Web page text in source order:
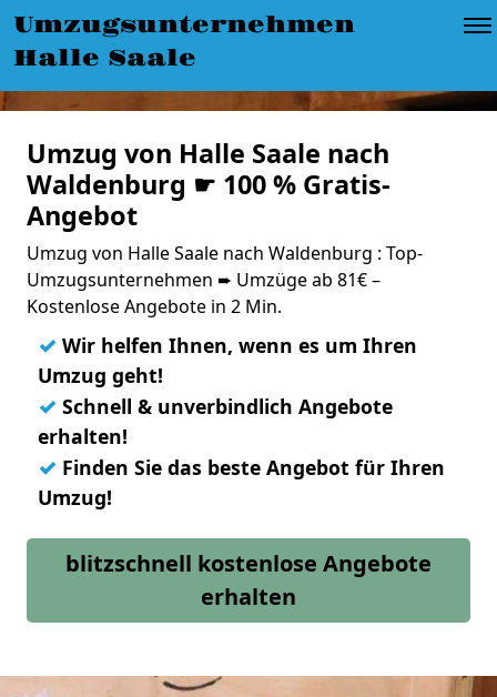
Umzugsunternehmen
Halle Saale
Umzug von Halle Saale nach
Waldenburg ☛ 100 % Gratis-
Angebot
Umzug von Halle Saale nach Waldenburg : Top-
Umzugsunternehmen ➨ Umzüge ab 81€ –
Kostenlose Angebote in 2 Min.
✓ Wir helfen Ihnen, wenn es um Ihren
Umzug geht!
✓ Schnell & unverbindlich Angebote
erhalten!
✓ Finden Sie das beste Angebot für Ihren
Umzug!
blitzschnell kostenlose Angebote
erhalten